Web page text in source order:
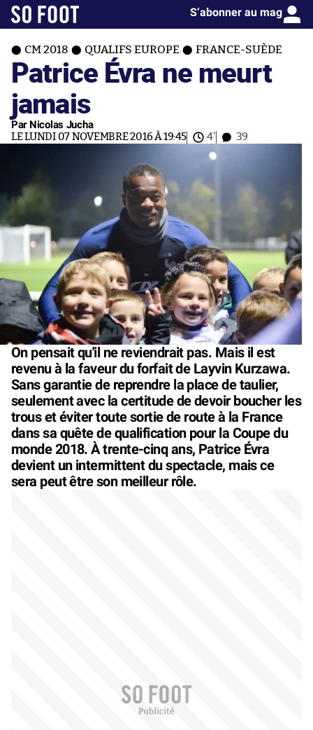
S’abonner au mag
CM 2018 QUALIFS EUROPE FRANCE-SUÈDE
Patrice Évra ne meurt
jamais
Par Nicolas Jucha
LE LUNDI 07 NOVEMBRE 2016 À 19:45 4' 39
On pensait qu'il ne reviendrait pas. Mais il est
revenu à la faveur du forfait de Layvin Kurzawa.
Sans garantie de reprendre la place de taulier,
seulement avec la certitude de devoir boucher les
trous et éviter toute sortie de route à la France
dans sa quête de qualification pour la Coupe du
monde 2018. À trente-cinq ans, Patrice Évra
devient un intermittent du spectacle, mais ce
sera peut être son meilleur rôle.